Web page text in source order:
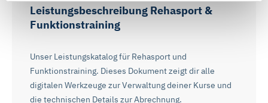
dass wir statistische Informationen über Ihren Besuch
auf unserer Webseite sammeln, um damit unser
Webangebot zu verbessern (Statistik-Cookies). Durch
Einsatz von Marketing-Cookies zu und erhalten auf Sie
zugeschnittene Werbung auch auf anderen Webseiten.
Die Marketing-Partner können Ihre Cookie-Informationen
Leistungsbeschreibung Rehasport &
Funktionstraining
Unser Leistungskatalog für Rehasport und
Funktionstraining. Dieses Dokument zeigt dir alle
digitalen Werkzeuge zur Verwaltung deiner Kurse und
die technischen Details zur Abrechnung.